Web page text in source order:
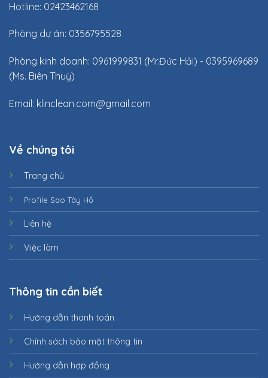
Hotline: 02423462168
Phòng dự án: 0356795528
Phòng kinh doanh: 0961999831 (Mr.Đức Hải) - 0395969689
(Ms. Biên Thuỳ)
Email: klinclean.com@gmail.com
Về chúng tôi
Trang chủ
Profile Sao Tây Hồ
Liên hệ
Việc làm
Thông tin cần biết
Hướng dẫn thanh toán
Chính sách bảo mật thông tin
Hướng dẫn hợp đồng